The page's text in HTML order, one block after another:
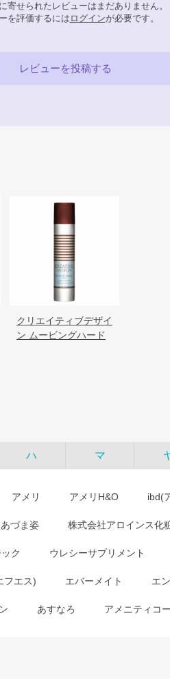
寄せられたレビューはまだありません。
を評価するには ログインが必要です。
レビューを投稿する
クリエイティブデザイ
ン ムービングハード
ハ マ
アメリ アメリH&O ibd(
あづま姿 株式会社アロインス化
ク ウレシーサプリメント
フエス) エバーメイト エ
あすなろ アメニティコ